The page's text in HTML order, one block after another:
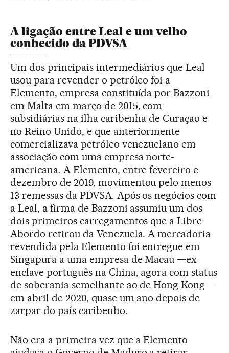
A ligação entre Leal e um velho
conhecido da PDVSA
Um dos principais intermediários que Leal
usou para revender o petróleo foi a
Elemento, empresa constituída por Bazzoni
em Malta em março de 2015, com
subsidiárias na ilha caribenha de Curaçao e
no Reino Unido, e que anteriormente
comercializava petróleo venezuelano em
associação com uma empresa norte-
americana. A Elemento, entre fevereiro e
dezembro de 2019, movimentou pelo menos
13 remessas da PDVSA. Após os negócios com
a Leal, a firma de Bazzoni assumiu um dos
dois primeiros carregamentos que a Libre
Abordo retirou da Venezuela. A mercadoria
revendida pela Elemento foi entregue em
Singapura a uma empresa de Macau —ex-
enclave português na China, agora com status
de soberania semelhante ao de Hong Kong—
em abril de 2020, quase um ano depois de
zarpar do país caribenho.
Não era a primeira vez que a Elemento